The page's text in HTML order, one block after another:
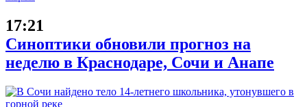
17:21
Синоптики обновили прогноз на
неделю в Краснодаре, Сочи и Анапе